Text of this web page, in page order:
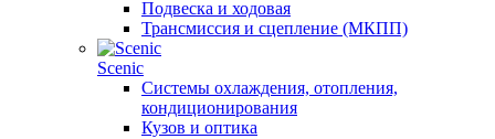
Подвеска и ходовая
Трансмиссия и сцепление (МКПП)
Scenic
Системы охлаждения, отопления,
кондиционирования
Кузов и оптика